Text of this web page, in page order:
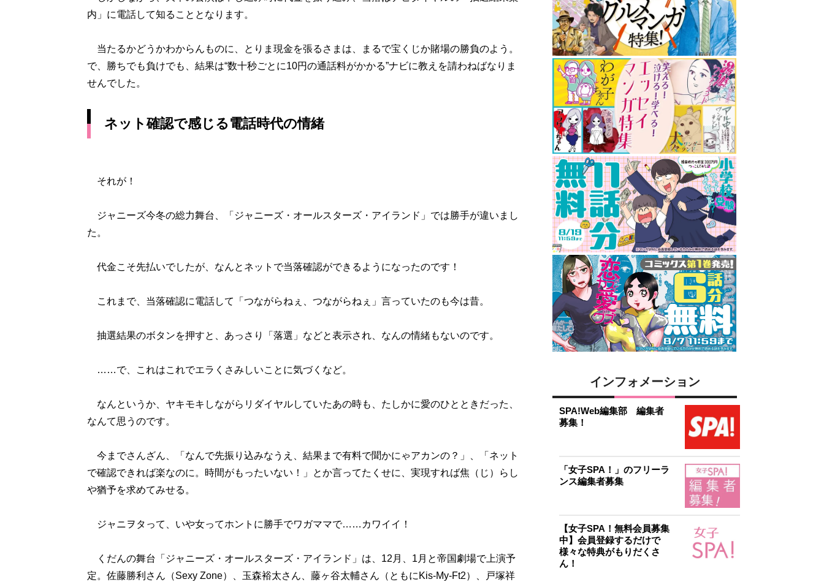
内」に電話して知ることとなります。
当たるかどうかわからんものに、とりま現金を張るさまは、まるで宝くじか賭場の勝負のよう。
で、勝ちでも負けでも、結果は“数十秒ごとに10円の通話料がかかる”ナビに教えを請わねばなりま
せんでした。
ネット確認で感じる電話時代の情緒
それが！
ジャニーズ今冬の総力舞台、「ジャニーズ・オールスターズ・アイランド」では勝手が違いまし
た。
代金こそ先払いでしたが、なんとネットで当落確認ができるようになったのです！
これまで、当落確認に電話して「つながらねぇ、つながらねぇ」言っていたのも今は昔。
抽選結果のボタンを押すと、あっさり「落選」などと表示され、なんの情緒もないのです。
……で、これはこれでエラくさみしいことに気づくなど。
なんというか、ヤキモキしながらリダイヤルしていたあの時も、たしかに愛のひとときだった、
なんて思うのです。
今までさんざん、「なんで先振り込みなうえ、結果まで有料で聞かにゃアカンの？」、「ネット
で確認できれば楽なのに。時間がもったいない！」とか言ってたくせに、実現すれば焦（じ）らし
や猶予を求めてみせる。
ジャニヲタって、いや女ってホントに勝手でワガママで……カワイイ！
くだんの舞台「ジャニーズ・オールスターズ・アイランド」は、12月、1月と帝国劇場で上演予
定。佐藤勝利さん（Sexy Zone）、玉森裕太さん、藤ヶ谷太輔さん（ともにKis-My-Ft2）、戸塚祥
インフォメーション
SPA!Web編集部 編集者
募集！
「女子SPA！」のフリーラ
ンス編集者募集
【女子SPA！無料会員募集
中】会員登録するだけで
様々な特典がもりだくさ
ん！